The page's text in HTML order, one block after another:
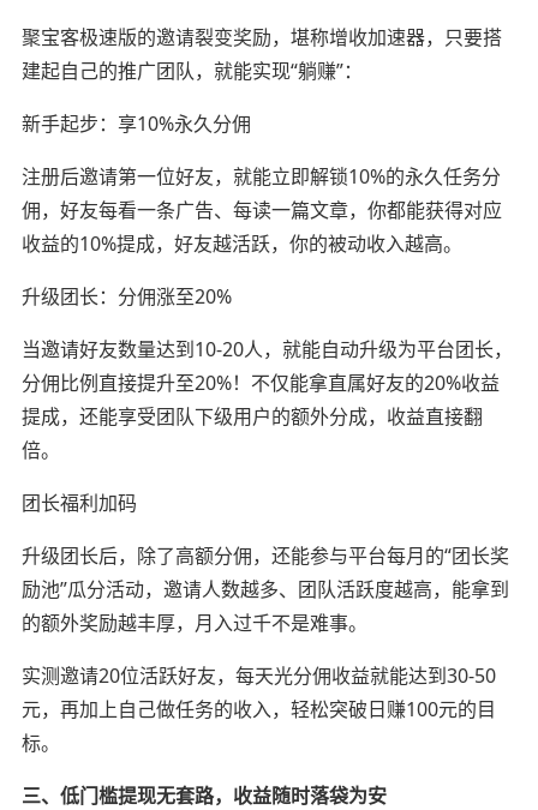
聚宝客极速版的邀请裂变奖励，堪称增收加速器，只要搭
建起自己的推广团队，就能实现“躺赚”：
新手起步：享10%永久分佣
注册后邀请第一位好友，就能立即解锁10%的永久任务分
佣，好友每看一条广告、每读一篇文章，你都能获得对应
收益的10%提成，好友越活跃，你的被动收入越高。
升级团长：分佣涨至20%
当邀请好友数量达到10-20人，就能自动升级为平台团长，
分佣比例直接提升至20%！不仅能拿直属好友的20%收益
提成，还能享受团队下级用户的额外分成，收益直接翻
倍。
团长福利加码
升级团长后，除了高额分佣，还能参与平台每月的“团长奖
励池”瓜分活动，邀请人数越多、团队活跃度越高，能拿到
的额外奖励越丰厚，月入过千不是难事。
实测邀请20位活跃好友，每天光分佣收益就能达到30-50
元，再加上自己做任务的收入，轻松突破日赚100元的目
标。
三、低门槛提现无套路，收益随时落袋为安